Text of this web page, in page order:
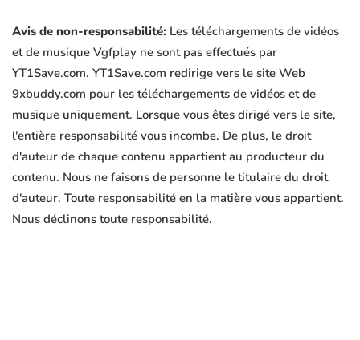
Avis de non-responsabilité: Les téléchargements de vidéos
et de musique Vgfplay ne sont pas effectués par
YT1Save.com. YT1Save.com redirige vers le site Web
9xbuddy.com pour les téléchargements de vidéos et de
musique uniquement. Lorsque vous êtes dirigé vers le site,
l'entière responsabilité vous incombe. De plus, le droit
d'auteur de chaque contenu appartient au producteur du
contenu. Nous ne faisons de personne le titulaire du droit
d'auteur. Toute responsabilité en la matière vous appartient.
Nous déclinons toute responsabilité.